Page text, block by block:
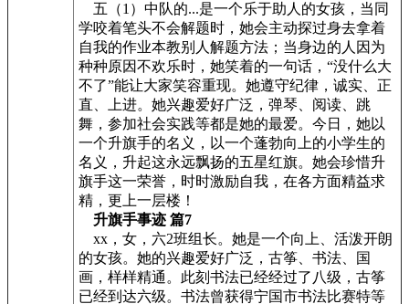
五（1）中队的...是一个乐于助人的女孩，当同
学咬着笔头不会解题时，她会主动探过身去拿着
自我的作业本教别人解题方法；当身边的人因为
种种原因不欢乐时，她笑着的一句话，“没什么大
不了”能让大家笑容重现。她遵守纪律，诚实、正
直、上进。她兴趣爱好广泛，弹琴、阅读、跳
舞，参加社会实践等都是她的最爱。今日，她以
一个升旗手的名义，以一个蓬勃向上的小学生的
名义，升起这永远飘扬的五星红旗。她会珍惜升
旗手这一荣誉，时时激励自我，在各方面精益求
精，更上一层楼！
升旗手事迹 篇7
xx，女，六2班组长。她是一个向上、活泼开朗
的女孩。她的兴趣爱好广泛，古筝、书法、国
画，样样精通。此刻书法已经经过了八级，古筝
已经到达六级。书法曾获得宁国市书法比赛特等